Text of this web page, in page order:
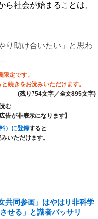
社会が始まることは、
り助け合いたい」と思わ
定です。
と続きをお読みいただけます。
(残り754文字／全文895文字)
む
告が非表示になります】
）に登録すると
いただけます。
共同参画」はやはり非科学
せる」と識者バッサリ